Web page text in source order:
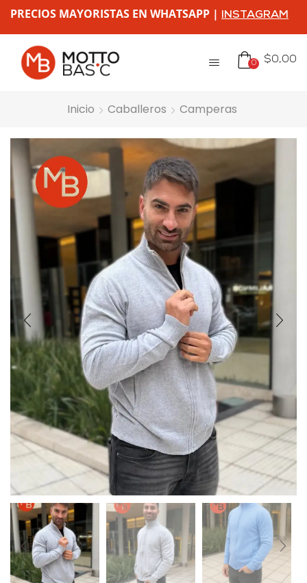
PRECIOS MAYORISTAS EN WHATSAPP | INSTAGRAM
0 $0,00
Inicio Caballeros Camperas